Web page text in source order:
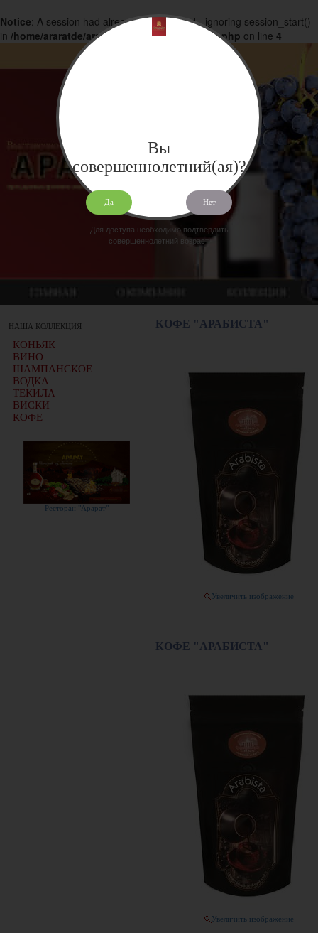
Notice: A session had already been started - ignoring session_start()
in /home/araratde/araratdeg.ru/docs/products.php on line 4
НАША КОЛЛЕКЦИЯ
КОНЬЯК
ВИНО
ШАМПАНСКОЕ
ВОДКА
ТЕКИЛА
ВИСКИ
КОФЕ
Ресторан "Арарат"
КОФЕ "АРАБИСТА"
Увеличить изображение
КОФЕ "АРАБИСТА"
Увеличить изображение
Вы
совершеннолетний(ая)?
Да Нет
Для доступа необходимо подтвердить
совершеннолетний возраст.